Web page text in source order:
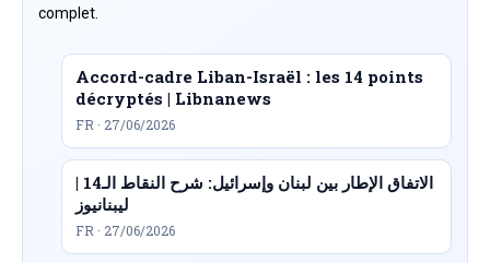
complet.
Accord-cadre Liban-Israël : les 14 points
décryptés | Libnanews
FR · 27/06/2026
الاتفاق الإطار بين لبنان وإسرائيل: شرح النقاط الـ14 |
ليبنانيوز
FR · 27/06/2026